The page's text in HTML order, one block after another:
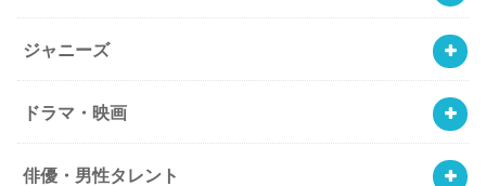
ジャニーズ
ドラマ・映画
俳優・男性タレント